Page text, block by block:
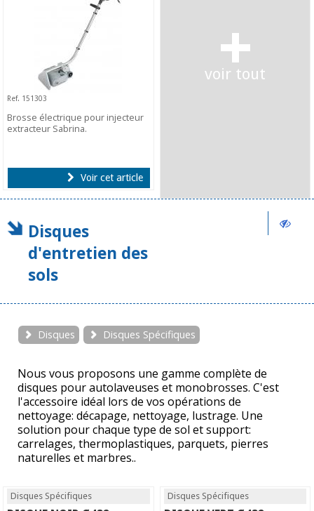
Ref. 151303
Brosse électrique pour injecteur
extracteur Sabrina.
Voir cet article
+
voir tout
Disques
d'entretien des
sols
Disques Disques Spécifiques
Nous vous proposons une gamme complète de
disques pour autolaveuses et monobrosses. C'est
l'accessoire idéal lors de vos opérations de
nettoyage: décapage, nettoyage, lustrage. Une
solution pour chaque type de sol et support:
carrelages, thermoplastiques, parquets, pierres
naturelles et marbres..
Disques Spécifiques Disques Spécifiques